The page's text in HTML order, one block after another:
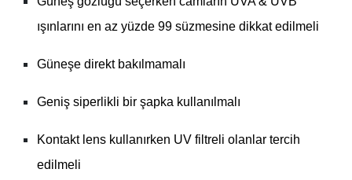
ışınlarını en az yüzde 99 süzmesine dikkat edilmeli
Güneşe direkt bakılmamalı
Geniş siperlikli bir şapka kullanılmalı
Kontakt lens kullanırken UV filtreli olanlar tercih
edilmeli